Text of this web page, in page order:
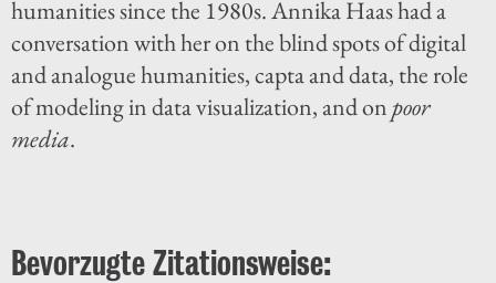
humanities since the 1980s. Annika Haas had a
conversation with her on the blind spots of digital
and analogue humanities, capta and data, the role
of modeling in data visualization, and onpoor
media.
Bevorzugte Zitationsweise: